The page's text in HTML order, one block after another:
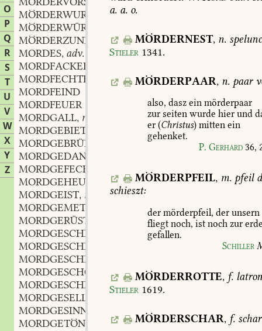
O
P
Q
R
S
T
U
V
W
X
Y
Z
,
MÖRDERWURF
MÖRDERWÜRGUNG
MÖRDERZUNFT
MORDES, adv.
MORDFACKEL
MORDFECHTER
MORDFEIND
MORDFEUER
MORDGALL, m.
MORDGEBIETEND
MORDGEBRÜLL
MORDGEDANKE
MORDGEFECHT
MORDGEHEUL
MORDGEIST, m.
MORDGEMETZEL
MORDGERÜST
MORDGESCHICHTE
MORDGESCHICHTLICH
MORDGESCHLECHT
MORDGESCHOSZ
n.
MORDGESCHREI
n.
MORDGESELL
MORDGESINNT
MORDGETÖN
a. a. o.
MÖRDERNEST, n.
Stieler 1341.
MÖRDERPAAR, n. paar
also, dasz ein mörderpaar
zur seiten wurde hier und
er (Christus) mitten ein
gehenket.
P. Gerhard 36,
MÖRDERPFEIL, m. pfeil
schieszt:
der mörderpfeil, der unsern
fliegt noch, ist noch zur
gefallen.
Schiller
MÖRDERROTTE, f.
Stieler 1619.
MÖRDERSCHAR, f. schar